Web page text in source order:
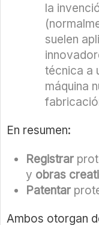
la
suelen
técnica a
máquina
En resumen:
Registrar
y obras
Patentar
Ambos otorgan